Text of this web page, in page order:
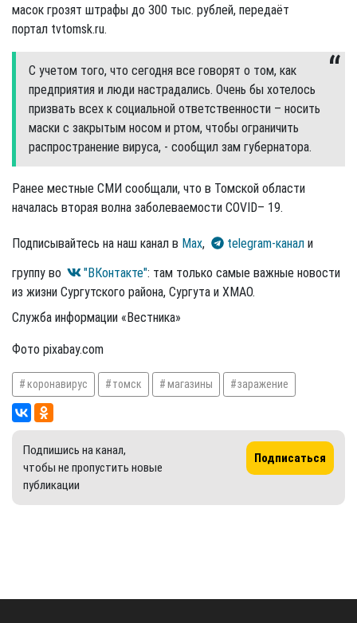
масок грозят штрафы до 300 тыс. рублей, передаёт
портал tvtomsk.ru.
С учетом того, что сегодня все говорят о том, как
предприятия и люди настрадались. Очень бы хотелось
призвать всех к социальной ответственности – носить
маски с закрытым носом и ртом, чтобы ограничить
распространение вируса, - сообщил зам губернатора.
Ранее местные СМИ сообщали, что в Томской области
началась вторая волна заболеваемости COVID– 19.
Подписывайтесь на наш канал в Max, telegram-канал и
группу во
"ВКонтакте": там только самые важные новости
из жизни Сургутского района, Сургута и ХМАО.
Служба информации «Вестника»
Фото pixabay.com
коронавирус томск магазины заражение
Подпишись на канал,
чтобы не пропустить новые
публикации
Подписаться